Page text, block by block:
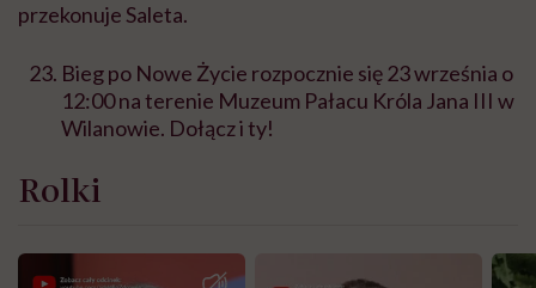
przekonuje Saleta.
Bieg po Nowe Życie rozpocznie się 23 września o
12:00 na terenie Muzeum Pałacu Króla Jana III w
Wilanowie. Dołącz i ty!
Rolki